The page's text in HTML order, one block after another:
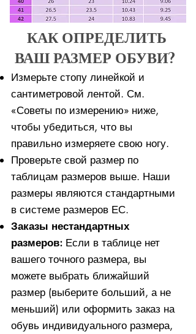
КАК ОПРЕДЕЛИТЬ
ВАШ РАЗМЕР ОБУВИ?
Измерьте стопу линейкой и
сантиметровой лентой. См.
«Советы по измерению» ниже,
чтобы убедиться, что вы
правильно измеряете свою ногу. ​​
Проверьте свой размер по
таблицам размеров выше. Наши
размеры являются стандартными
в системе размеров ЕС.
Заказы нестандартных
размеров: Если в таблице нет
вашего точного размера, вы
можете выбрать ближайший
размер (выберите больший, а не
меньший) или оформить заказ на
обувь индивидуального размера,